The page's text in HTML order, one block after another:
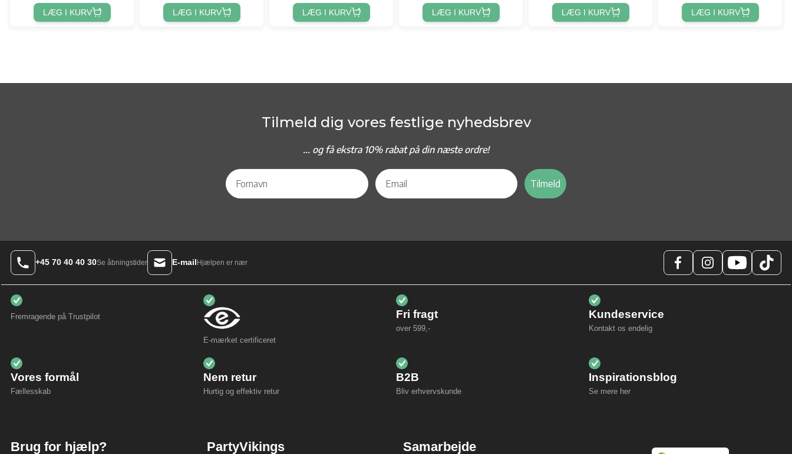
LÆG I KURV LÆG I KURV LÆG I KURV LÆG I KURV LÆG I KURV LÆG I KURV
Tilmeld dig vores festlige nyhedsbrev
... og få ekstra 10% rabat på din næste ordre!
Tilmeld
+45 70 40 40 30Se åbningstider E-mailHjælpen er nær
Fremragende på Trustpilot
E-mærket certificeret
Fri fragt
over 599,-
Kundeservice
Kontakt os endelig
Vores formål
Fællesskab
Nem retur
Hurtig og effektiv retur
B2B
Bliv erhvervskunde
Inspirationsblog
Se mere her
Brug for hjælp? PartyVikings Samarbejde